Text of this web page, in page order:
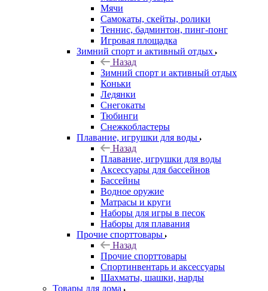
Мячи
Самокаты, скейты, ролики
Теннис, бадминтон, пинг-понг
Игровая площадка
Зимний спорт и активный отдых
Назад
Зимний спорт и активный отдых
Коньки
Ледянки
Снегокаты
Тюбинги
Снежкобластеры
Плавание, игрушки для воды
Назад
Плавание, игрушки для воды
Аксессуары для бассейнов
Бассейны
Водное оружие
Матрасы и круги
Наборы для игры в песок
Наборы для плавания
Прочие спорттовары
Назад
Прочие спорттовары
Спортинвентарь и аксессуары
Шахматы, шашки, нарды
Товары для дома